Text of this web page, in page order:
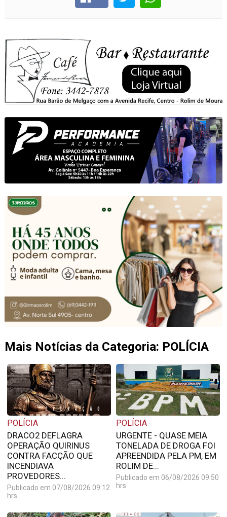
Mais Notícias da Categoria: POLÍCIA
POLÍCIA
DRACO2 DEFLAGRA
OPERAÇÃO QUIRINUS
CONTRA FACÇÃO QUE
INCENDIAVA
PROVEDORES...
Publicado em 07/08/2026 09:12
hrs
POLÍCIA
URGENTE - QUASE MEIA
TONELADA DE DROGA FOI
APREENDIDA PELA PM, EM
ROLIM DE...
Publicado em 06/08/2026 09:50
hrs